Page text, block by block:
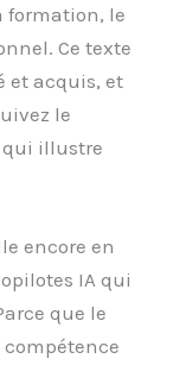
formation, le
Ce texte
et acquis, et
le
qui illustre
encore en
IA qui
que le